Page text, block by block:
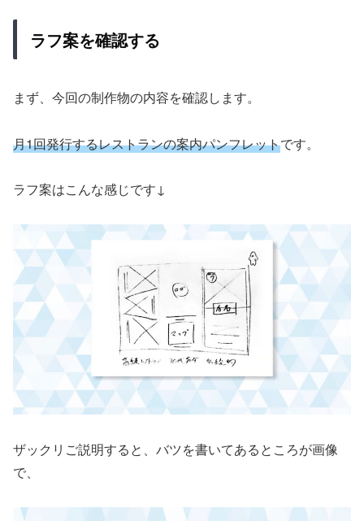
ラフ案を確認する
まず、今回の制作物の内容を確認します。
月1回発行するレストランの案内パンフレットです。
ラフ案はこんな感じです↓
ザックリご説明すると、バツを書いてあるところが画像
で、